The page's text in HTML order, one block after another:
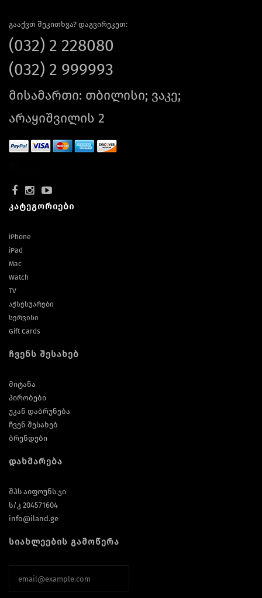
გააქვთ შეკითხვა? დაგვირეკეთ:
(032) 2 228080
(032) 2 999993
მისამართი: თბილისი; ვაკე;
არაყიშვილის 2
კატეგორიები
iPhone
iPad
Mac
Watch
TV
აქსესუარები
სერვისი
Gift Cards
ჩვენს შესახებ
მიტანა
პირობები
უკან დაბრუნება
ჩვენ შესახებ
ბრენდები
დახმარება
შპს აიფოუნს.ჯი
ს/კ 204571604
info@iland.ge
სიახლეების გამოწერა